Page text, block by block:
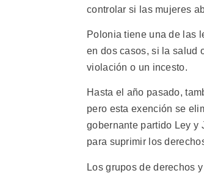
controlar si las mujeres
Polonia tiene una de las
en dos casos, si la salud
violación o un incesto.
Hasta el año pasado,
pero esta exención se
gobernante partido Ley y
para suprimir los
Los grupos de derechos